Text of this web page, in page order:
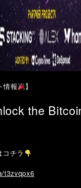
情報 】
the
コチラ
t3zvqpx6